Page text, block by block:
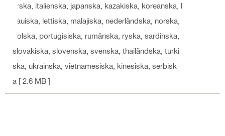
erska, italienska, japanska, kazakiska, koreanska, l
itauiska, lettiska, malajiska, nederländska, norska,
polska, portugisiska, rumänska, ryska, sardinska,
slovakiska, slovenska, svenska, thailändska, turki
ska, ukrainska, vietnamesiska, kinesiska, serbisk
a [ 2.6 MB ]